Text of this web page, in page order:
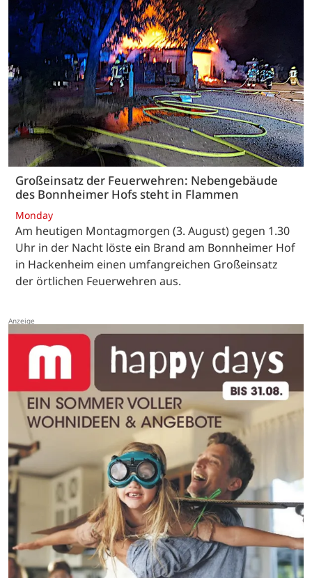
Großeinsatz der Feuerwehren: Nebengebäude
des Bonnheimer Hofs steht in Flammen
Monday
Am heutigen Montagmorgen (3. August) gegen 1.30
Uhr in der Nacht löste ein Brand am Bonnheimer Hof
in Hackenheim einen umfangreichen Großeinsatz
der örtlichen Feuerwehren aus.